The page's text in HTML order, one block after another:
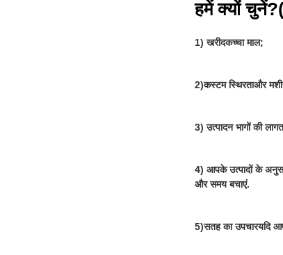
हमें क्यों
1) खरीदकच्चा माल;
2)कस्टम स्थिरताऔर
3) उत्पादन भागों की
4) आपके उत्पादों के
और समय बचाएं.
5)सतह का उपचारयदि